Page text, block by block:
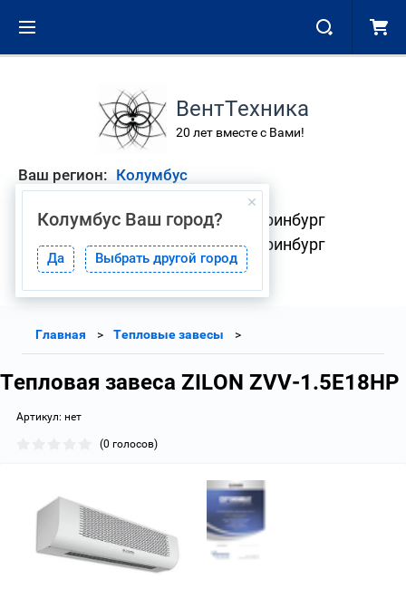
ВентТехника
20 лет вместе с Вами!
Ваш регион: Колумбус
Колумбус Ваш город?
Да Выбрать другой город
+7 (343) 268-01-08 Екатеринбург
+7 (904) 382-33-41 Екатеринбург
Главная Тепловые завесы
Тепловая завеса ZILON ZVV-1.5E18HP
Артикул: нет
(0 голосов)